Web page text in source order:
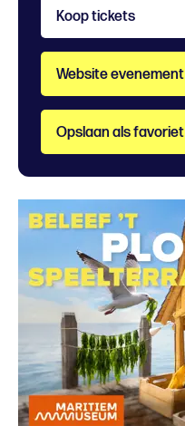
Koop tickets
Website evenement
Opslaan als favoriet